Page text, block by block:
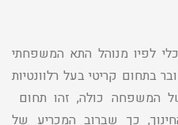
לפיו מנוהל התא המשפחתי
בתחום קריטי בעל רלוונטיות
של המשפחה כולה, זהו תחום
כך שברוב המכריע של